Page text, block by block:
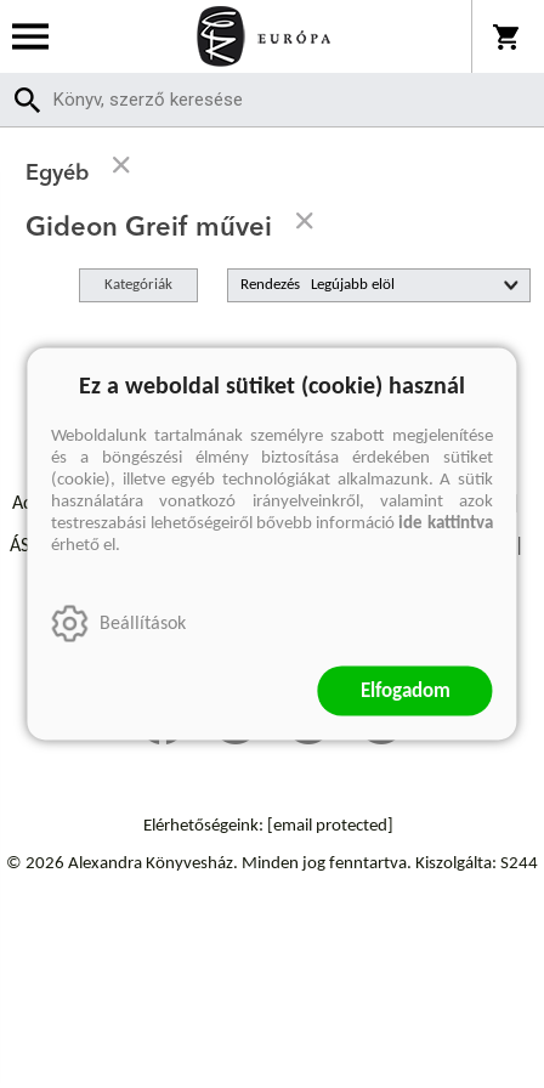
Egyéb
Gideon Greif művei
Kategóriák Rendezés
A keresett kifejezésre nincs találat
Adatvédelmi szabályzatok Elállási felmondási nyilatkozat
ÁSZF - Vásárlási feltételek
Elérhetőségeink: [email protected]
© 2026 Alexandra Könyvesház. Minden jog fenntartva. Kiszolgálta: S244
Ez a weboldal sütiket (cookie) használ
Weboldalunk tartalmának személyre szabott megjelenítése
és a böngészési élmény biztosítása érdekében sütiket
(cookie), illetve egyéb technológiákat alkalmazunk. A sütik
használatára vonatkozó irányelveinkről, valamint azok
testreszabási lehetőségeiről bővebb információide kattintva
érhető el.
Beállítások
Elfogadom